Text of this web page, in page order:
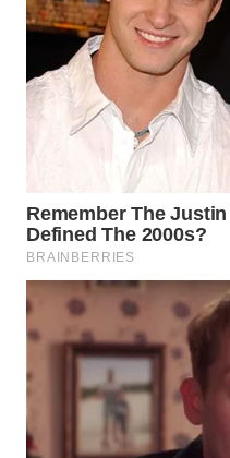
KONSUMEN
WAHANA
LISTRIK
WAHANA
TV
WAHANANEWS
ID
WAHANANEWS
CO ID